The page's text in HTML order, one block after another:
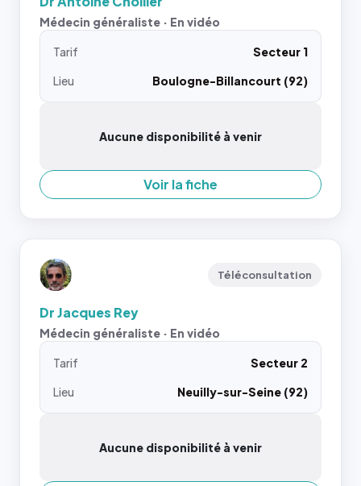
Médecin généraliste · En vidéo
Tarif
Secteur 1
Lieu
Boulogne-Billancourt (92)
Aucune disponibilité à venir
Voir la fiche
Téléconsultation
Dr Jacques Rey
Médecin généraliste · En vidéo
Tarif
Secteur 2
Lieu
Neuilly-sur-Seine (92)
Aucune disponibilité à venir